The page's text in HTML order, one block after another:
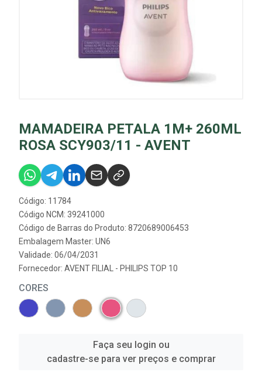
MAMADEIRA PETALA 1M+ 260ML
ROSA SCY903/11 - AVENT
Código: 11784
Código NCM: 39241000
Código de Barras do Produto: 8720689006453
Embalagem Master: UN6
Validade: 06/04/2031
Fornecedor: AVENT FILIAL - PHILIPS TOP 10
CORES
Faça seu login ou
cadastre-se para ver preços e comprar